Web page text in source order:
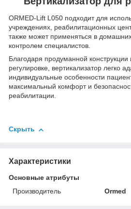
ORMED-Lift L050 подходит для
учреждениях, реабилитационных
также может применяться в
контролем специалистов.
Благодаря продуманной конструкции
регулировке, вертикализатор легко
индивидуальные особенности
максимальный комфорт и
реабилитации.
Скрыть
Характеристики
Основные атрибуты
Производитель
Ormed